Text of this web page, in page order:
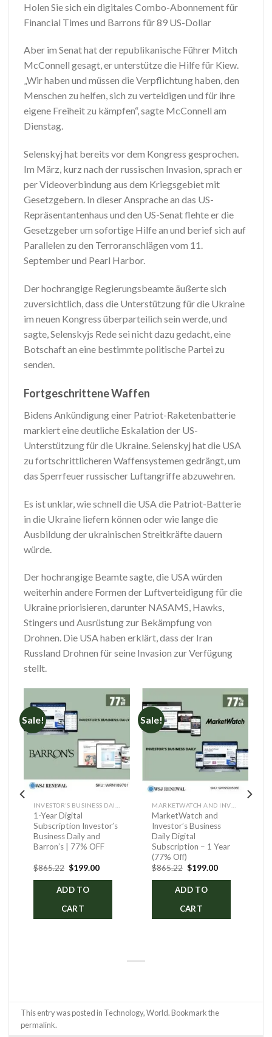
Holen Sie sich ein digitales Combo-Abonnement für
Financial Times und Barrons für 89 US-Dollar
Aber im Senat hat der republikanische Führer Mitch
McConnell gesagt, er unterstütze die Hilfe für Kiew.
„Wir haben und müssen die Verpflichtung haben, den
Menschen zu helfen, sich zu verteidigen und für ihre
eigene Freiheit zu kämpfen“, sagte McConnell am
Dienstag.
Selenskyj hat bereits vor dem Kongress gesprochen.
Im März, kurz nach der russischen Invasion, sprach er
per Videoverbindung aus dem Kriegsgebiet mit
Gesetzgebern. In dieser Ansprache an das US-
Repräsentantenhaus und den US-Senat flehte er die
Gesetzgeber um sofortige Hilfe an und berief sich auf
Parallelen zu den Terroranschlägen vom 11.
September und Pearl Harbor.
Der hochrangige Regierungsbeamte äußerte sich
zuversichtlich, dass die Unterstützung für die Ukraine
im neuen Kongress überparteilich sein werde, und
sagte, Selenskyjs Rede sei nicht dazu gedacht, eine
Botschaft an eine bestimmte politische Partei zu
senden.
Fortgeschrittene Waffen
Bidens Ankündigung einer Patriot-Raketenbatterie
markiert eine deutliche Eskalation der US-
Unterstützung für die Ukraine. Selenskyj hat die USA
zu fortschrittlicheren Waffensystemen gedrängt, um
das Sperrfeuer russischer Luftangriffe abzuwehren.
Es ist unklar, wie schnell die USA die Patriot-Batterie
in die Ukraine liefern können oder wie lange die
Ausbildung der ukrainischen Streitkräfte dauern
würde.
Der hochrangige Beamte sagte, die USA würden
weiterhin andere Formen der Luftverteidigung für die
Ukraine priorisieren, darunter NASAMS, Hawks,
Stingers und Ausrüstung zur Bekämpfung von
Drohnen. Die USA haben erklärt, dass der Iran
Russland Drohnen für seine Invasion zur Verfügung
stellt.
Sale!
1-Year Digital
Subscription Investor’s
Business Daily and
Barron’s | 77% OFF
$865.22 Original
was:
$865.22.
$199.00Current
is:
ADD TO
CART
Sale!
MarketWatch and
Investor’s Business
Daily Digital
Subscription – 1 Year
(77% Off)
$865.22 Original
was:
$865.22.
$199.00Current
is:
ADD TO
CART
This entry was posted in Technology,World. Bookmark the
permalink.